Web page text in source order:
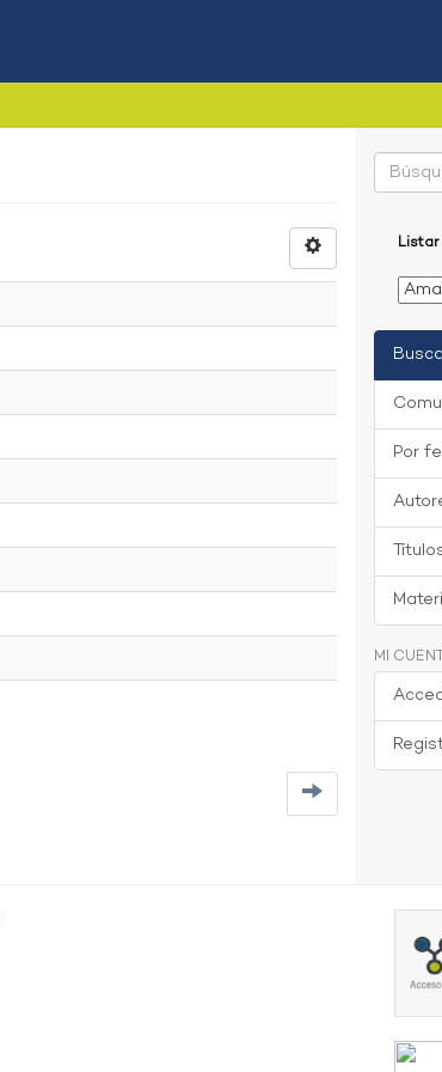
Por
MI